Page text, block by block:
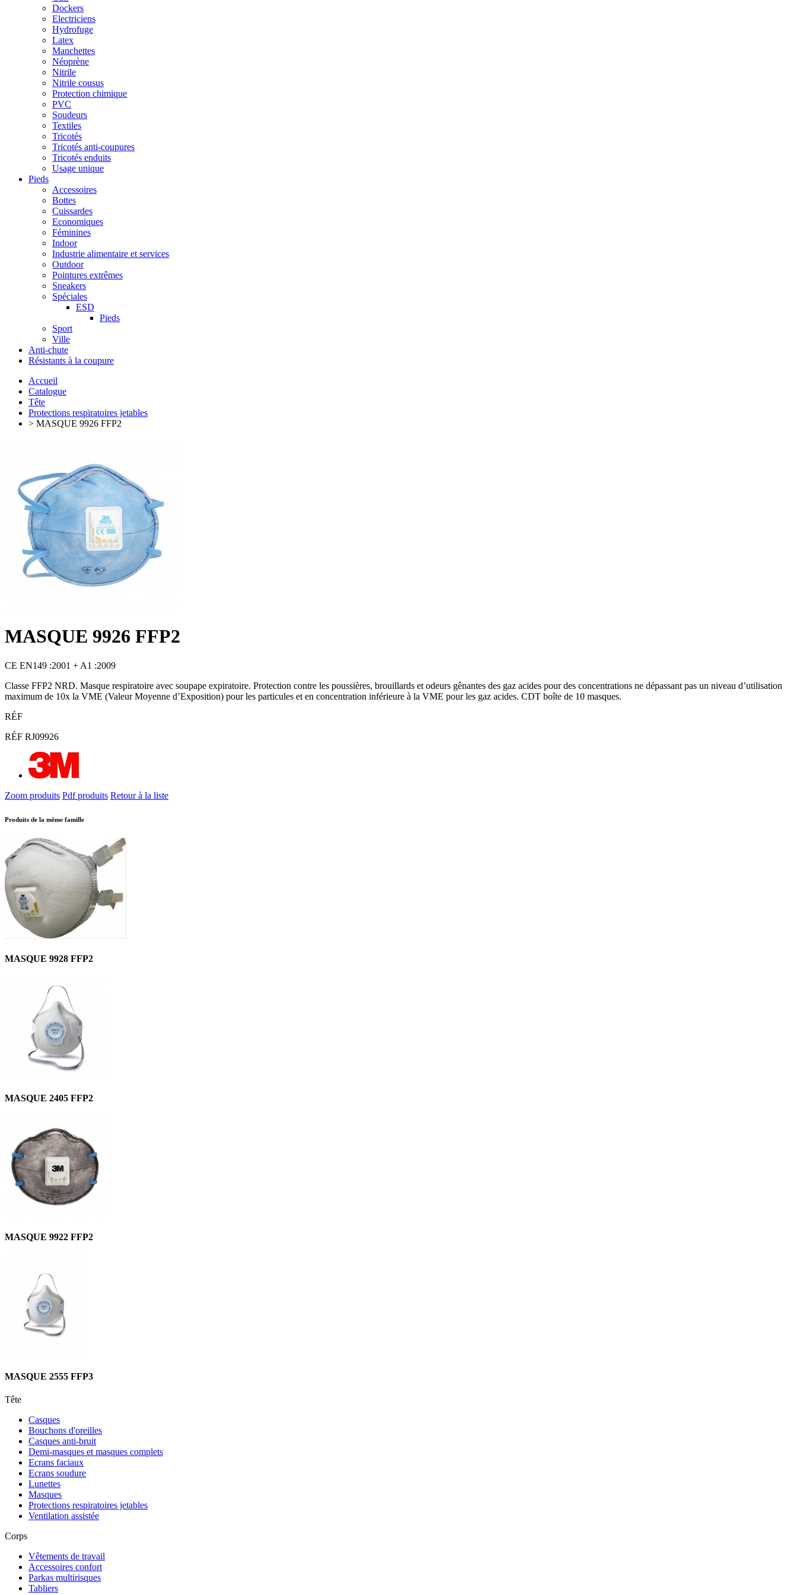
Dockers
Electriciens
Hydrofuge
Latex
Manchettes
Néoprène
Nitrile
Nitrile cousus
Protection chimique
PVC
Soudeurs
Textiles
Tricotés
Tricotés anti-coupures
Tricotés enduits
Usage unique
Pieds
Accessoires
Bottes
Cuissardes
Economiques
Féminines
Indoor
Industrie alimentaire et services
Outdoor
Pointures extrêmes
Sneakers
Spéciales
ESD
Pieds
Sport
Ville
Anti-chute
Résistants à la coupure
Accueil
Catalogue
Tête
Protections respiratoires jetables
> MASQUE 9926 FFP2
MASQUE 9926 FFP2
CE EN149 :2001 + A1 :2009
Classe FFP2 NRD. Masque respiratoire avec soupape expiratoire. Protection contre les poussières, brouillards et odeurs gênantes des gaz acides pour des concentrations ne dépassant pas un niveau d’utilisation
maximum de 10x la VME (Valeur Moyenne d’Exposition) pour les particules et en concentration inférieure à la VME pour les gaz acides. CDT boîte de 10 masques.
RÉF
RÉF RJ09926
Zoom produits Pdf produits Retour à la liste
Produits de la même famille
MASQUE 9928 FFP2
MASQUE 2405 FFP2
MASQUE 9922 FFP2
MASQUE 2555 FFP3
Tête
Casques
Bouchons d'oreilles
Casques anti-bruit
Demi-masques et masques complets
Ecrans faciaux
Ecrans soudure
Lunettes
Masques
Protections respiratoires jetables
Ventilation assistée
Corps
Vêtements de travail
Accessoires confort
Parkas multirisques
Tabliers